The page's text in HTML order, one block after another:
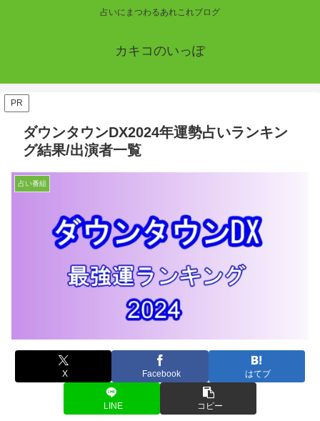
占いにまつわるあれこれブログ
カキコのいっぽ
PR
ダウンタウンDX2024年運勢占いランキン
グ結果/出演者一覧
占い番組
X Facebook はてブ
LINE コピー